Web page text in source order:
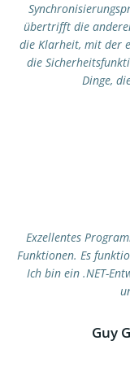
übertrifft die
die Klarheit, mit der
die
Dinge,
Exzellentes
Funktionen. Es
Ich bin ein .NET-
Guy